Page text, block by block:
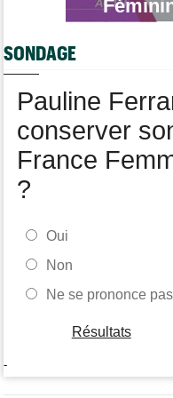
L'abonnement à
Tour de France Femmes
SONDAGE
Pauline
conserver
France
?
Oui
Non
Ne se prononce pas
Résultats
-